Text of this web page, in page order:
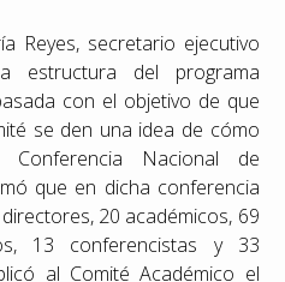
Reyes, secretario ejecutivo
estructura del programa
con el objetivo de que
se den una idea de cómo
Nacional de
que en dicha conferencia
20 académicos, 69
13 conferencistas y 33
al Comité Académico el